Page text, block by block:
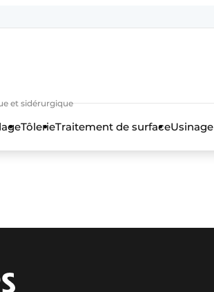
inscription
et sidérurgique
TôlerieTraitement de surfaceUsinage